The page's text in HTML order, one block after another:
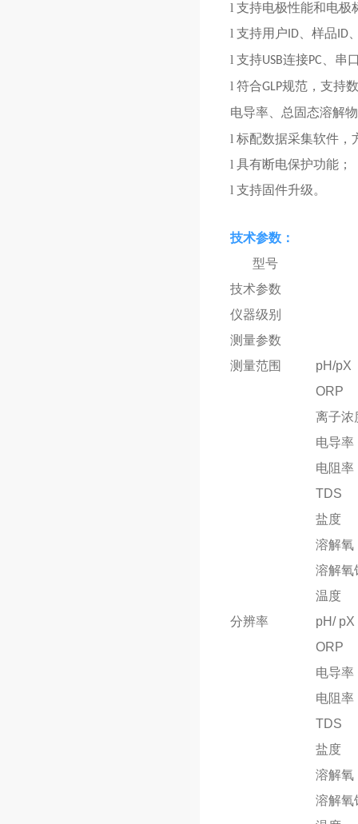
l 支持电极性能和电极
l 支持用户 ID 、样品 ID
l 支持USB连接PC 、串
l 符合GLP规范，支持
电导率、总固态溶解
l 标配数据采集软件，
l 具有断电保护功能；
l 支持固件升级。
技术参数：
型号
技术参数
仪器级别
测量参数
测量范围
pH/pX
ORP
离子浓
电导率
电阻率
TDS
盐度
溶解氧
溶解氧
温度
分辨率
pH/ pX
ORP
电导率
电阻率
TDS
盐度
溶解氧
溶解氧